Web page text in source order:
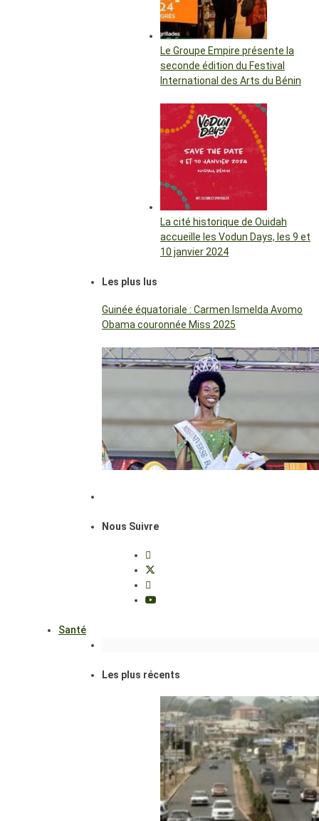
Le Groupe Empire présente la
seconde édition du Festival
International des Arts du Bénin
La cité historique de Ouidah
accueille les Vodun Days, les 9 et
10 janvier 2024
Les plus lus
Guinée équatoriale : Carmen Ismelda Avomo
Obama couronnée Miss 2025
Nous Suivre
Santé
Les plus récents